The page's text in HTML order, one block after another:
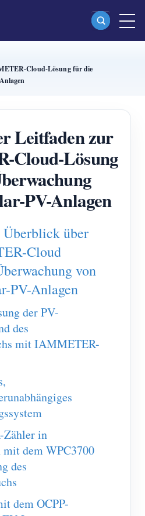
Energiezähler (WEM3080)
Energiezähler (WEM2067)
Fi-Energiezähler (WEM3080T)
Fi-Energiezähler (WEM3046T)
Energiezähler (WEM3050T)
und Simulation
für Solar-PV-Systeme
für Fabriken
Cloud-Lösung für die
Leitfaden zur
Cloud-Lösung
PV-Anlagen
Überblick über
Cloud
von
PV-Anlagen
der PV-
des
mit IAMMETER-
in
dem WPC3700
des
dem OCPP-